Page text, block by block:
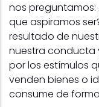
nos preguntamos:
que aspiramos
resultado de
nuestra conducta
por los estímulos
venden bienes o
consume de